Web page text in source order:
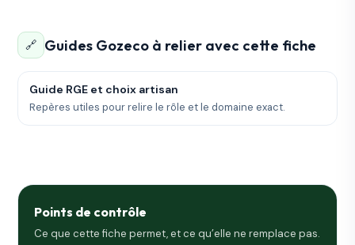
🔗 Guides Gozeco à relier avec cette fiche
Guide RGE et choix artisan
Repères utiles pour relire le rôle et le domaine exact.
Points de contrôle
Ce que cette fiche permet, et ce qu’elle ne remplace pas.